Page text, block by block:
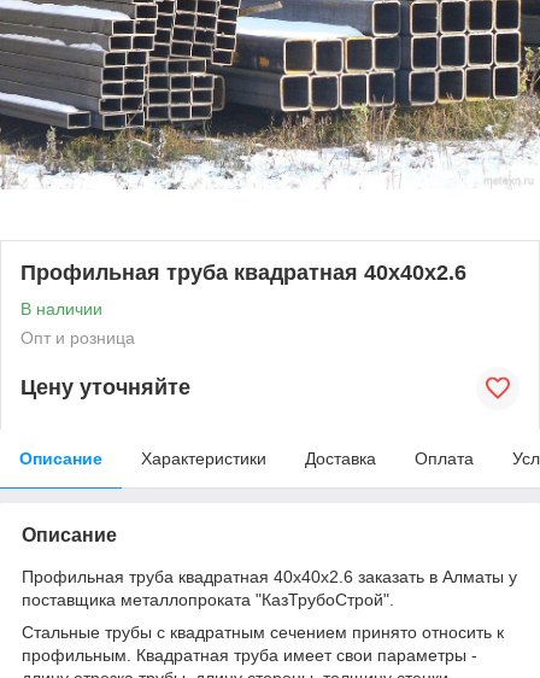
Профильная труба квадратная 40х40х2.6
В наличии
Опт и розница
Цену уточняйте
Описание Характеристики Доставка Оплата
Описание
Профильная труба квадратная 40х40х2.6 заказать в Алматы у
поставщика металлопроката "КазТрубоСтрой".
Стальные трубы с квадратным сечением принято относить к
профильным. Квадратная труба имеет свои параметры -